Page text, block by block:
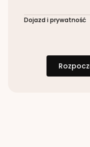
Dojazd i prywatność